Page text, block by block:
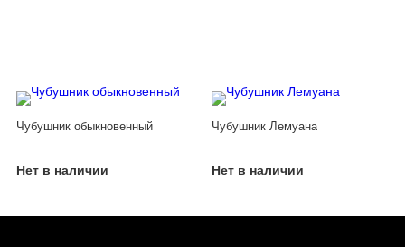
Чубушник обыкновенный
Нет в наличии
Чубушник Лемуана
Нет в наличии